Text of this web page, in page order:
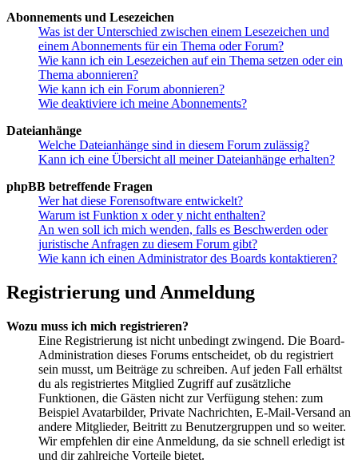
Abonnements und Lesezeichen
Was ist der Unterschied zwischen einem Lesezeichen und
einem Abonnements für ein Thema oder Forum?
Wie kann ich ein Lesezeichen auf ein Thema setzen oder ein
Thema abonnieren?
Wie kann ich ein Forum abonnieren?
Wie deaktiviere ich meine Abonnements?
Dateianhänge
Welche Dateianhänge sind in diesem Forum zulässig?
Kann ich eine Übersicht all meiner Dateianhänge erhalten?
phpBB betreffende Fragen
Wer hat diese Forensoftware entwickelt?
Warum ist Funktion x oder y nicht enthalten?
An wen soll ich mich wenden, falls es Beschwerden oder
juristische Anfragen zu diesem Forum gibt?
Wie kann ich einen Administrator des Boards kontaktieren?
Registrierung und Anmeldung
Wozu muss ich mich registrieren?
Eine Registrierung ist nicht unbedingt zwingend. Die Board-
Administration dieses Forums entscheidet, ob du registriert
sein musst, um Beiträge zu schreiben. Auf jeden Fall erhältst
du als registriertes Mitglied Zugriff auf zusätzliche
Funktionen, die Gästen nicht zur Verfügung stehen: zum
Beispiel Avatarbilder, Private Nachrichten, E-Mail-Versand an
andere Mitglieder, Beitritt zu Benutzergruppen und so weiter.
Wir empfehlen dir eine Anmeldung, da sie schnell erledigt ist
und dir zahlreiche Vorteile bietet.